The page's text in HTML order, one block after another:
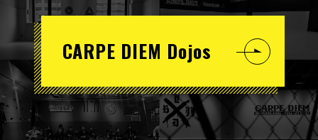
CARPE DIEM Dojos